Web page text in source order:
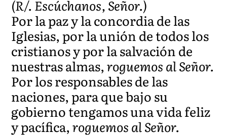
(R/. Escúchanos, Señor.)
Por la paz y la concordia de las
Iglesias, por la unión de todos los
cristianos y por la salvación de
nuestras almas,roguemos al Señor.
Por los responsables de las
naciones, para que bajo su
gobierno tengamos una vida feliz
y pacífica,roguemos al Señor.